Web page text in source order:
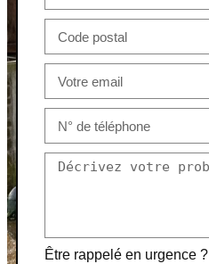
Être rappelé en urgence ?